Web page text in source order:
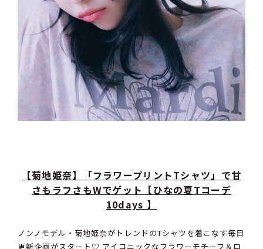
【菊地姫奈】「フラワープリントTシャツ」で甘
さもラフさもWでゲット【ひなの夏Tコーデ
10days 】
ノンノモデル・菊地姫奈がトレンドのTシャツを着こなす毎日
更新企画がスタート♡ アイコニックなフラワーモチーフ＆ロ